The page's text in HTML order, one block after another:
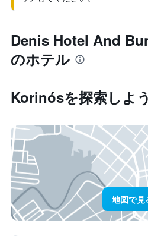
Denis Hotel And
のホテル
Korinós​を探索しよう
地図で見